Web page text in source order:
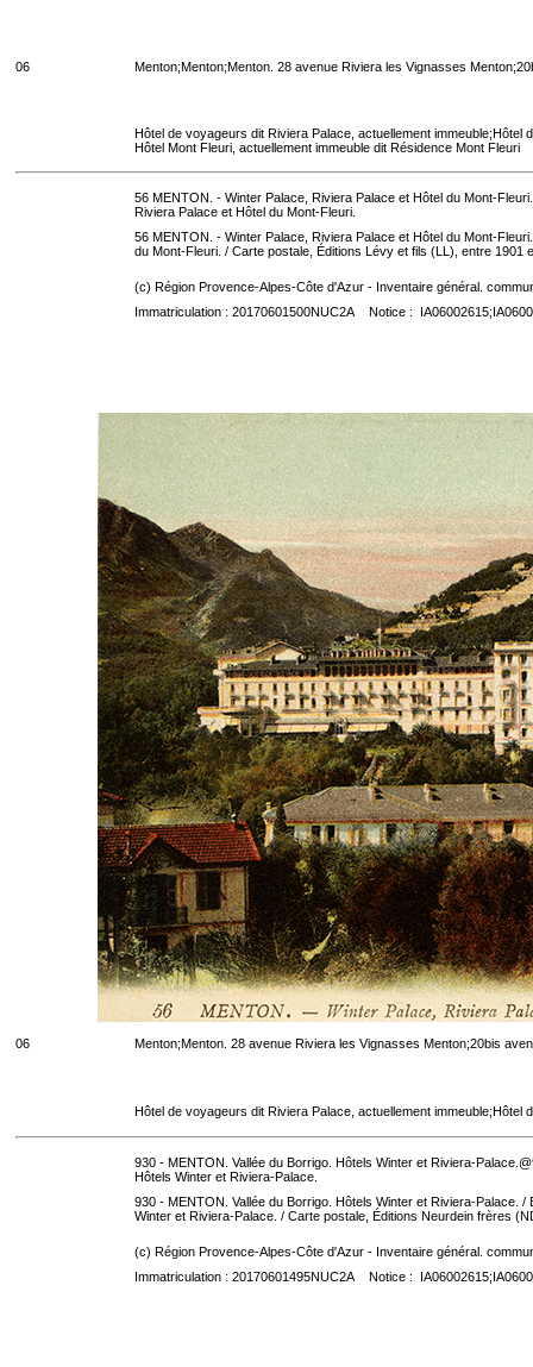
06 Menton;Menton;Menton. 28 avenue Riviera les Vignasses
Hôtel de voyageurs dit Riviera Palace, actuellement
Hôtel Mont Fleuri, actuellement immeuble dit Résidence Mont Fleuri
56 MENTON. - Winter Palace, Riviera Palace et Hôtel du Mont-
Riviera Palace et Hôtel du Mont-Fleuri.
56 MENTON. - Winter Palace, Riviera Palace et Hôtel du Mont-
du Mont-Fleuri. / Carte postale, Éditions Lévy et fils (LL), entre 1901
(c) Région Provence-Alpes-Côte d'Azur - Inventaire général.
Immatriculation : 20170601500NUC2A Notice :
06 Menton;Menton. 28 avenue Riviera les Vignasses Menton;20bis
Hôtel de voyageurs dit Riviera Palace, actuellement
930 - MENTON. Vallée du Borrigo. Hôtels Winter et Riviera-
Hôtels Winter et Riviera-Palace.
930 - MENTON. Vallée du Borrigo. Hôtels Winter et Riviera-Palace.
Winter et Riviera-Palace. / Carte postale, Éditions Neurdein frères
(c) Région Provence-Alpes-Côte d'Azur - Inventaire général.
Immatriculation : 20170601495NUC2A Notice :